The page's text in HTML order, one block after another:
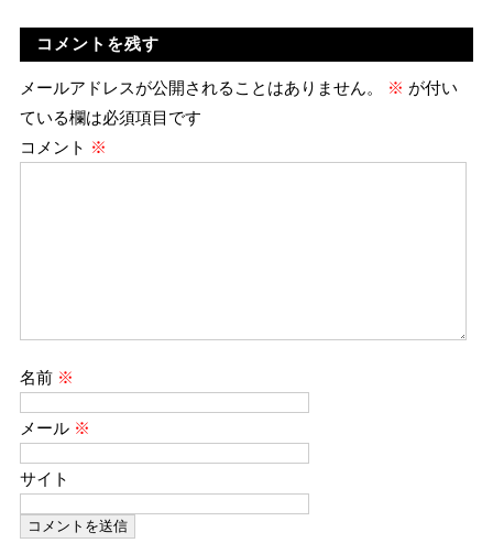
コメントを残す
メールアドレスが公開されることはありません。 ※ が付い
ている欄は必須項目です
コメント ※
名前 ※
メール ※
サイト